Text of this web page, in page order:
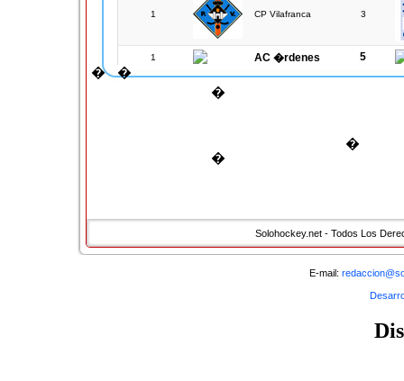
1 CP Vilafranca 3
1 AC �rdenes 5
<< Inicio < Anterior 21 22 23 24 25 26 27 28
�
�
�
�
�
Solohockey.net - Todos Los
E-mail: